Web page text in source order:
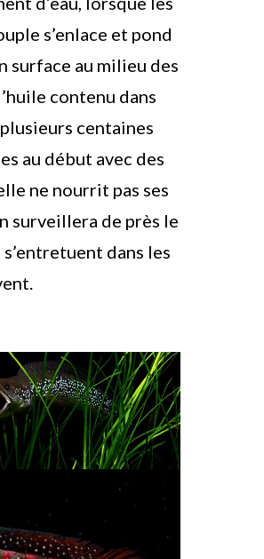
s’enlace et pond
au milieu des
contenu dans
centaines
au début avec des
ne nourrit pas ses
surveillera de près le
dans les